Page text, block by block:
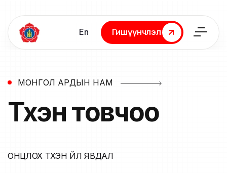
En
Гишүүнчлэл
Гишүүнчлэл
МОНГОЛ АРДЫН НАМ
Түүхэнтовчоо
ОНЦЛОХ ТҮҮХЭН ҮЙЛ ЯВДАЛ